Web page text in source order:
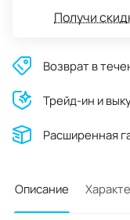
Получи
Возврат в
Трейд-ин и
Расширенная
Описание